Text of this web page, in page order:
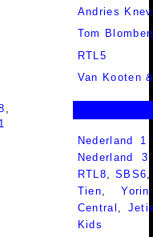
Andries
Tom
RTL5
Van Kooten
Nederland
Nederland
RTL8 ,SBS6
Tien ,Yorin
Central
Kids